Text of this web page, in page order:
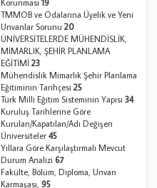
Korunması19
TMMOB ve Odalarına Üyelik ve Yeni
Unvanlar Sorunu 20
ÜNİVERSİTELERDE MÜHENDİSLİK,
MİMARLIK, ŞEHİR PLANLAMA
EĞİTİMİ 23
Mühendislik Mimarlık Şehir Planlama
Eğitiminin Tarihçesi 25
Türk Milli Eğitim Sisteminin Yapısı 34
Kuruluş Tarihlerine Göre
Kurulan/Kapatılan/Adı Değişen
Üniversiteler 45
Yıllara Göre Karşılaştırmalı Mevcut
Durum Analizi 67
Fakülte, Bölüm, Diploma, Unvan
Karmaşası, 95